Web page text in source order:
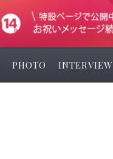
PHOTO INTERVIEW